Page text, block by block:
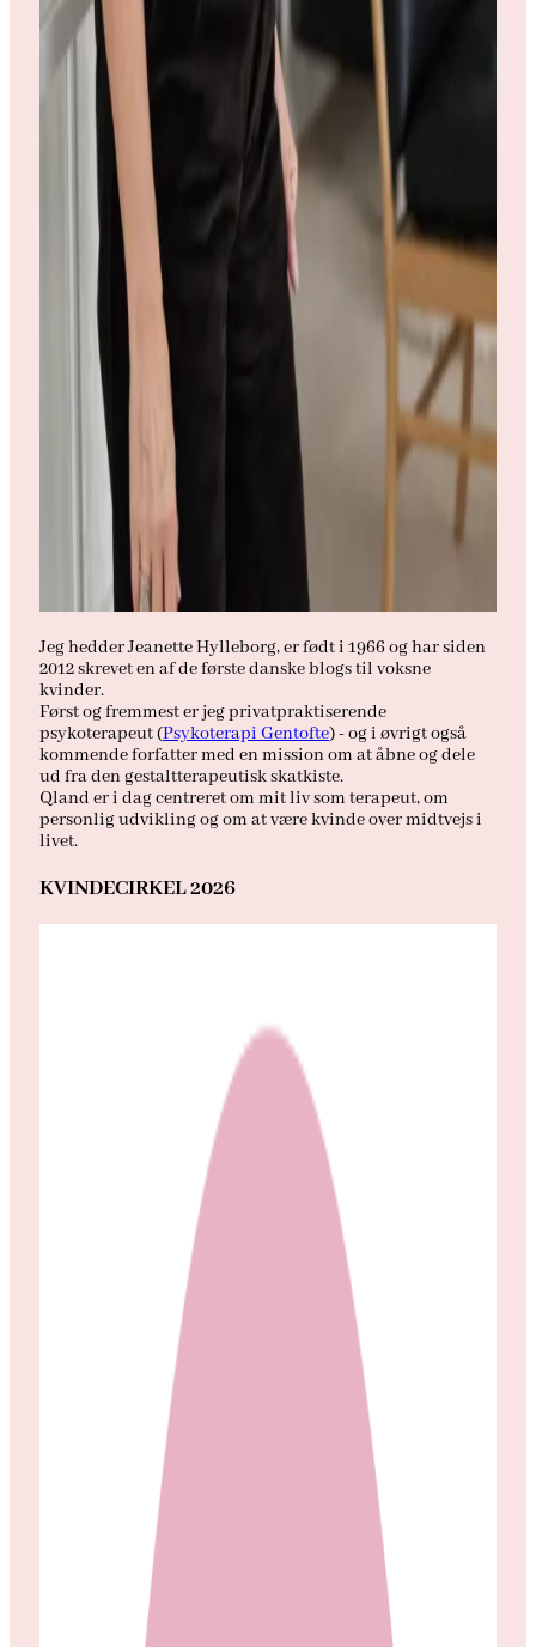
Jeg hedder Jeanette Hylleborg, er født i 1966 og har siden
2012 skrevet en af de første danske blogs til voksne
kvinder.
Først og fremmest er jeg privatpraktiserende
psykoterapeut (Psykoterapi Gentofte) - og i øvrigt også
kommende forfatter med en mission om at åbne og dele
ud fra den gestaltterapeutisk skatkiste.
Qland er i dag centreret om mit liv som terapeut, om
personlig udvikling og om at være kvinde over midtvejs i
livet.
KVINDECIRKEL 2026